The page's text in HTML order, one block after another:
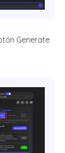
Generate